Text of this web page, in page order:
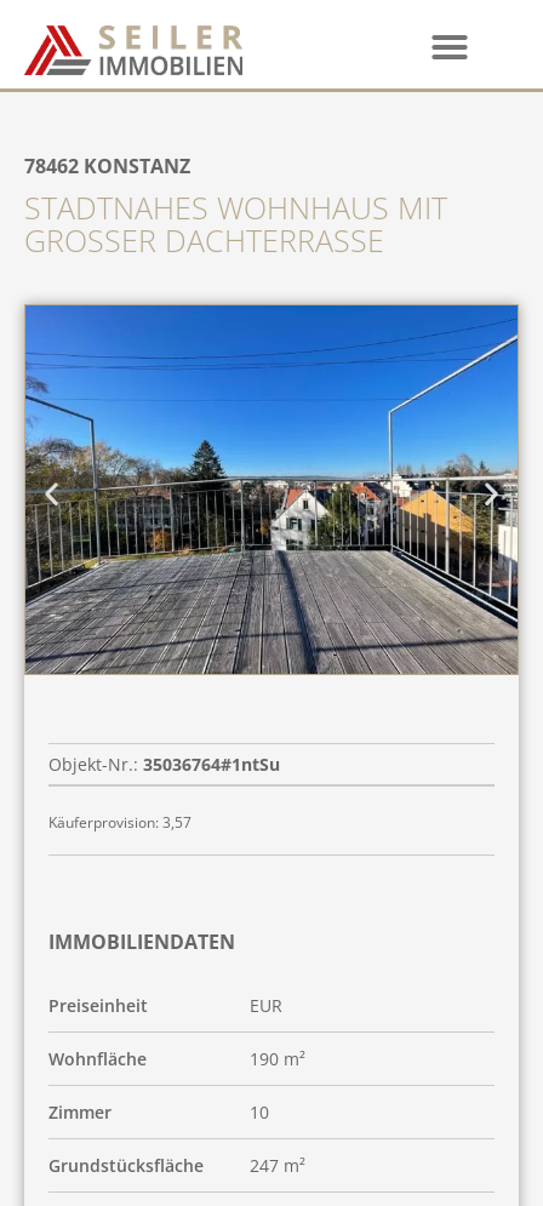
78462 KONSTANZ
STADTNAHES WOHNHAUS MIT
GROSSER DACHTERRASSE
Objekt-Nr.: 35036764#1ntSu
Käuferprovision: 3,57
IMMOBILIENDATEN
Preiseinheit EUR
Wohnfläche 190 m²
Zimmer 10
Grundstücksfläche 247 m²